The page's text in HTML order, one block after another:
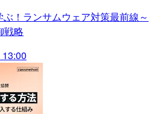
ぶ！ランサムウェア対策最前線～
戦略